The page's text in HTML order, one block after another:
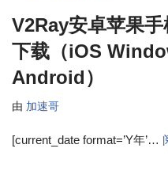
V2Ray安卓苹果
下载（iOS
Android）
由 加速哥
[current_date format=’Y年’…